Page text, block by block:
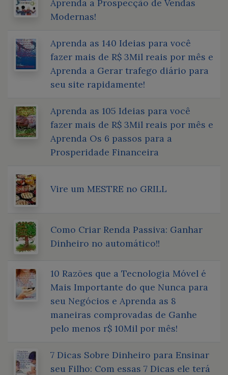
Aprenda a Prospecção de Vendas
Modernas!
Aprenda as 140 Ideias para você
fazer mais de R$ 3Mil reais por mês e
Aprenda a Gerar trafego diário para
seu site rapidamente!
Aprenda as 105 Ideias para você
fazer mais de R$ 3Mil reais por mês e
Aprenda Os 6 passos para a
Prosperidade Financeira
Vire um MESTRE no GRILL
Como Criar Renda Passiva: Ganhar
Dinheiro no automático!!
10 Razões que a Tecnologia Móvel é
Mais Importante do que Nunca para
seu Negócios e Aprenda as 8
maneiras comprovadas de Ganhe
pelo menos r$ 10Mil por mês!
7 Dicas Sobre Dinheiro para Ensinar
seu Filho: Com essas 7 Dicas ele terá